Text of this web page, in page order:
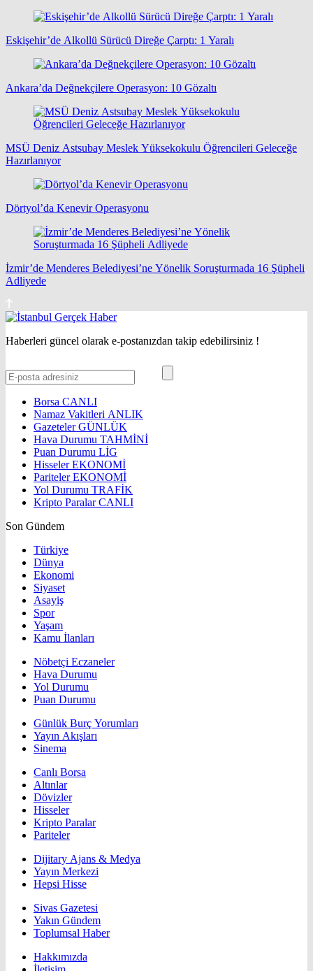
Eskişehir’de Alkollü Sürücü Direğe Çarptı: 1 Yaralı
Ankara’da Değnekçilere Operasyon: 10 Gözaltı
MSÜ Deniz Astsubay Meslek Yüksekokulu Öğrencileri Geleceğe
Hazırlanıyor
Dörtyol’da Kenevir Operasyonu
İzmir’de Menderes Belediyesi’ne Yönelik Soruşturmada 16 Şüpheli
Adliyede
Haberleri güncel olarak e-postanızdan takip edebilirsiniz !
Borsa CANLI
Namaz Vakitleri ANLIK
GazetelerGÜNLÜK
Hava Durumu TAHMİNİ
Puan Durumu LİG
HisselerEKONOMİ
ParitelerEKONOMİ
Yol Durumu TRAFİK
Kripto ParalarCANLI
Son Gündem
Türkiye
Dünya
Ekonomi
Siyaset
Asayiş
Spor
Yaşam
Kamu İlanları
Nöbetçi Eczaneler
Hava Durumu
Yol Durumu
Puan Durumu
Günlük Burç Yorumları
Yayın Akışları
Sinema
Canlı Borsa
Altınlar
Dövizler
Hisseler
Kripto Paralar
Pariteler
Dijitary Ajans & Medya
Yayın Merkezi
Hepsi Hisse
Sivas Gazetesi
Yakın Gündem
Toplumsal Haber
Hakkımızda